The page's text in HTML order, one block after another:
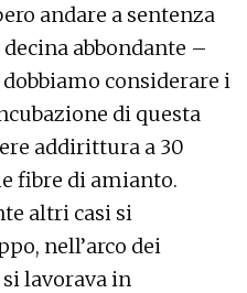
andare a sentenza
abbondante –
considerare i
di questa
addirittura a 30
fibre di amianto.
altri casi si
nell’arco dei
lavorava in